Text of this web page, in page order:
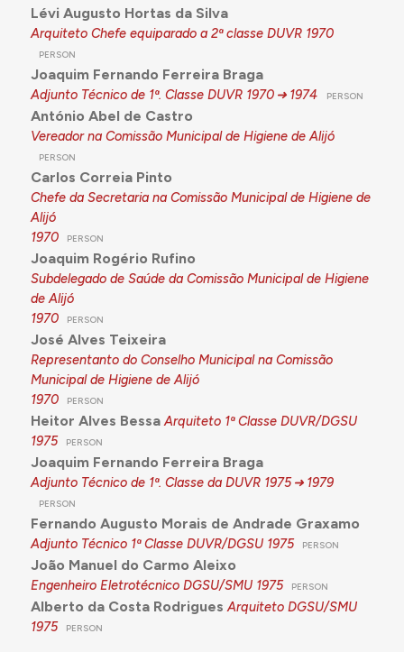
Lévi Augusto Hortas da Silva
Arquiteto Chefe equiparado a 2ª classe DUVR 1970
PERSON
Joaquim Fernando Ferreira Braga
Adjunto Técnico de 1ª. Classe DUVR 1970 1974 PERSON
António Abel de Castro
Vereador na Comissão Municipal de Higiene de Alijó
PERSON
Carlos Correia Pinto
Chefe da Secretaria na Comissão Municipal de Higiene de
Alijó
1970
PERSON
Joaquim Rogério Rufino
Subdelegado de Saúde da Comissão Municipal de Higiene
de Alijó
1970
PERSON
José Alves Teixeira
Representanto do Conselho Municipal na Comissão
Municipal de Higiene de Alijó
1970
PERSON
Heitor Alves Bessa Arquiteto 1ª Classe DUVR/DGSU
1975
PERSON
Joaquim Fernando Ferreira Braga
Adjunto Técnico de 1ª. Classe da DUVR 1975 1979
PERSON
Fernando Augusto Morais de Andrade Graxamo
Adjunto Técnico 1ª Classe DUVR/DGSU 1975 PERSON
João Manuel do Carmo Aleixo
Engenheiro Eletrotécnico DGSU/SMU 1975 PERSON
Alberto da Costa Rodrigues Arquiteto DGSU/SMU
1975
PERSON